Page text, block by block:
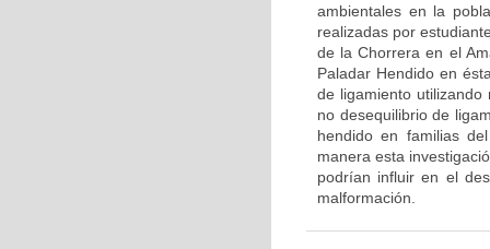
ambientales en la
realizadas por
de la Chorrera en el
Paladar Hendido en
de ligamiento
no desequilibrio de
hendido en familias
manera esta
podrían influir en el
malformación.